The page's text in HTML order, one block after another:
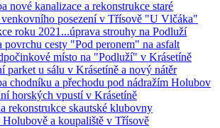
nové kanalizace a rekonstrukce staré
posezení v Třísově "U Vlčáka"
roku 2021...úprava strouhy na Podluží
povrchu cesty "Pod peronem" na asfalt
místo na "Podluží" v Krásetíně
parket u sálu v Krásetíně a nový nátěr
chodníku a přechodu pod nádražím Holubov
horských vpustí v Krásetíně
rekonstrukce skautské klubovny
a koupaliště v Třísově